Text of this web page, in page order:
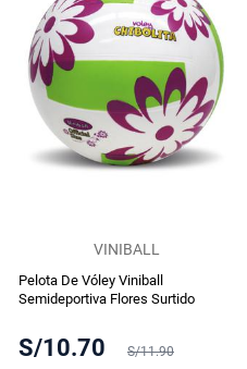
VINIBALL
Pelota De Vóley Viniball
Semideportiva Flores Surtido
S/10.70 S/11.90